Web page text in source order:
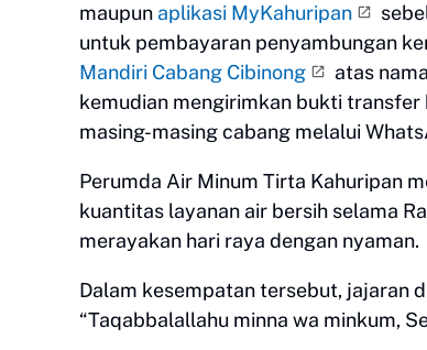
maupun aplikasi MyKahuripan
untuk pembayaran penyambungan
Mandiri Cabang Cibinong
atas
kemudian mengirimkan bukti transfer
masing-masing cabang melalui
Perumda Air Minum Tirta Kahuripan
kuantitas layanan air bersih selama
merayakan hari raya dengan nyaman.
Dalam kesempatan tersebut, jajaran
“Taqabbalallahu minna wa minkum,